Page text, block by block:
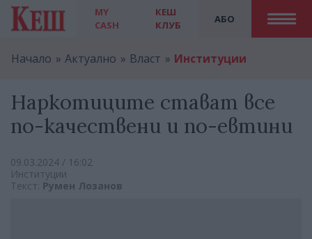
MY
CASH
АБО
КЕШ
КЛУБ
Начало Актуално Власт Институции
Наркотиците стават все
по-качествени и по-евтини
09.03.2024 / 16:02
Институции
Текст: Румен Лозанов